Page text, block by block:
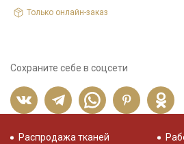
Только онлайн-заказ
Сохраните себе в соцсети
Распродажа тканей